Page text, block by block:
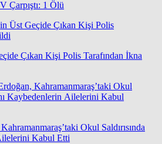
Çarpıştı: 1 Ölü
Çıkan Kişi Polis Tarafından İkna
Okul Saldırısında
Kabul Etti